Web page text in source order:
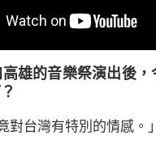
雄的音樂祭演出後，
對台灣有特別的情感。」